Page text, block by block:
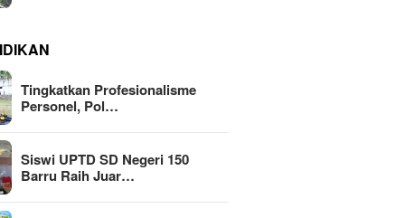
Tingkatkan Profesionalisme
Personel, Pol…
Siswi UPTD SD Negeri 150
Barru Raih Juar…